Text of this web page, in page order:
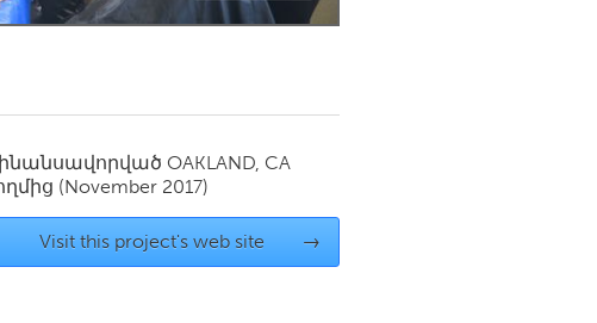
OAKLAND, CA
(November 2017)
Visit this project's web site →